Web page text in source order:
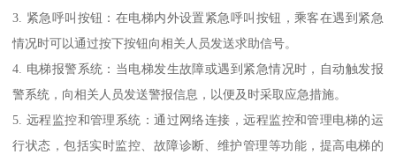
3. 紧急呼叫按钮：在电梯内外设置紧急呼叫按钮，乘客在遇到紧急
情况时可以通过按下按钮向相关人员发送求助信号。
4. 电梯报警系统：当电梯发生故障或遇到紧急情况时，自动触发报
警系统，向相关人员发送警报信息，以便及时采取应急措施。
5. 远程监控和管理系统：通过网络连接，远程监控和管理电梯的运
行状态，包括实时监控、故障诊断、维护管理等功能，提高电梯的